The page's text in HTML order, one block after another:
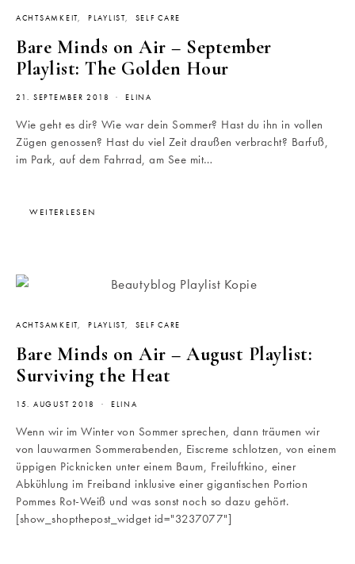
ACHTSAMKEIT PLAYLIST SELF CARE
Bare Minds on Air – September
Playlist: The Golden Hour
21. SEPTEMBER 2018 ELINA
Wie geht es dir? Wie war dein Sommer? Hast du ihn in vollen
Zügen genossen? Hast du viel Zeit draußen verbracht? Barfuß,
im Park, auf dem Fahrrad, am See mit…
WEITERLESEN
ACHTSAMKEIT PLAYLIST SELF CARE
Bare Minds on Air – August Playlist:
Surviving the Heat
15. AUGUST 2018 ELINA
Wenn wir im Winter von Sommer sprechen, dann träumen wir
von lauwarmen Sommerabenden, Eiscreme schlotzen, von einem
üppigen Picknicken unter einem Baum, Freiluftkino, einer
Abkühlung im Freiband inklusive einer gigantischen Portion
Pommes Rot-Weiß und was sonst noch so dazu gehört.
[show_shopthepost_widget id="3237077"]